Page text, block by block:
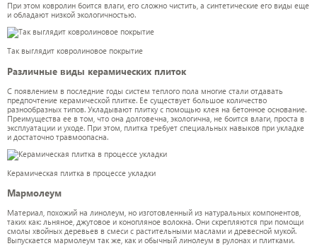
При этом ковролин боится влаги, его сложно чистить, а синтетические его виды еще
и обладают низкой экологичностью.
Так выглядит ковролиновое покрытие
Различные виды керамических плиток
С появлением в последние годы систем теплого пола многие стали отдавать
предпочтение керамической плитке. Ее существует большое количество
разнообразных типов. Укладывают плитку с помощью клея на бетонное основание.
Преимущества ее в том, что она долговечна, экологична, не боится влаги, проста в
эксплуатации и уходе. При этом, плитка требует специальных навыков при укладке
и достаточно травмоопасна.
Керамическая плитка в процессе укладки
Мармолеум
Материал, похожий на линолеум, но изготовленный из натуральных компонентов,
таких как: льняное, джутовое и конопляное волокна. Они скрепляются при помощи
смолы хвойных деревьев в смеси с растительными маслами и древесной мукой.
Выпускается мармолеум так же, как и обычный линолеум в рулонах и плитками.